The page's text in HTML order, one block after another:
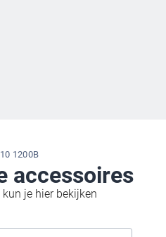
1200B
accessoires
je hier bekijken